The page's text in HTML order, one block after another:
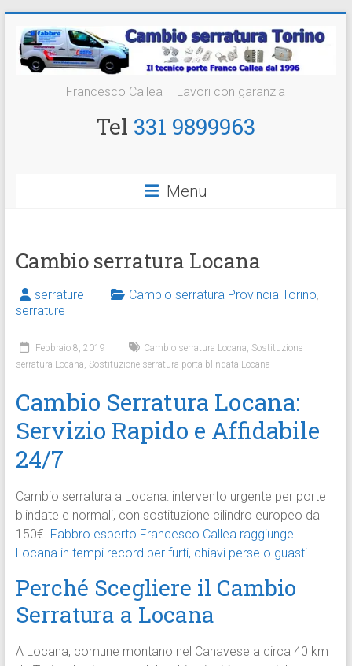
contenuto
Cambio
Serratura
Francesco Callea – Lavori con garanzia
Tel 331 9899963
Menu
Cambio serratura Locana
serrature Cambio serratura Provincia Torino,
serrature
Febbraio 8, 2019 Cambio serratura Locana, Sostituzione
serratura Locana, Sostituzione serratura porta blindata Locana
Cambio Serratura Locana:
Servizio Rapido e Affidabile
24/7
Cambio serratura a Locana: intervento urgente per porte
blindate e normali, con sostituzione cilindro europeo da
150€. Fabbro esperto Francesco Callea raggiunge
Locana in tempi record per furti, chiavi perse o guasti.
Perché Scegliere il Cambio
Serratura a Locana
A Locana, comune montano nel Canavese a circa 40 km